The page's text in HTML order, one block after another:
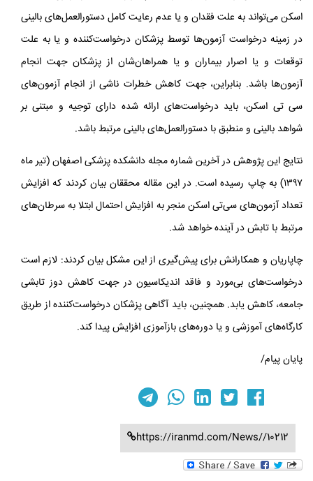
اسکن می‌تواند به علت فقدان و یا عدم رعایت کامل دستورالعمل‌های بالینی
در زمینه‌ درخواست آزمون‌ها توسط پزشکان درخواست‌کننده و یا به علت
توقعات و یا اصرار بیماران و یا همراهان‌شان از پزشکان جهت انجام
آزمون‌ها باشد. بنابراین، جهت کاهش خطرات ناشی از انجام آزمون‌های
سی‌ تی اسکن، باید درخواست‌های ارائه شده دارای توجیه و مبتنی بر
شواهد بالینی و منطبق با دستورالعمل‌های بالینی مرتبط باشد.
نتایج این پژوهش در آخرین شماره‌ مجله دانشکده‌ پزشکی اصفهان (تیر ماه
۱۳۹۷) به چاپ رسیده است. در این مقاله محققان بیان کردند که افزایش
تعداد آزمون‌های سی‌تی اسکن منجر به افزایش احتمال ابتلا به سرطان‌های
مرتبط با تابش در آینده خواهد شد.
چاپاریان و همکارانش برای پیش‌گیری از این مشکل بیان کردند: لازم است
درخواست‌های بی‌مورد و فاقد اندیکاسیون در جهت کاهش دوز تابشی
جامعه، کاهش یابد. همچنین، باید آگاهی پزشکان درخواست‌کننده از طریق
کارگاه‌های آموزشی و یا دوره‌های بازآموزی افزایش پیدا کند.
پایان پیام/
https://iranmd.com/News//10212